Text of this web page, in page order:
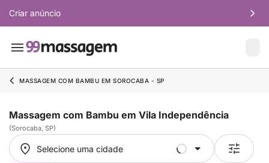
Criar anúncio
MASSAGEM COM BAMBU EM SOROCABA - SP
Massagem com Bambu em Vila Independência
(Sorocaba, SP)
Selecione uma cidade
Selecione uma cidade